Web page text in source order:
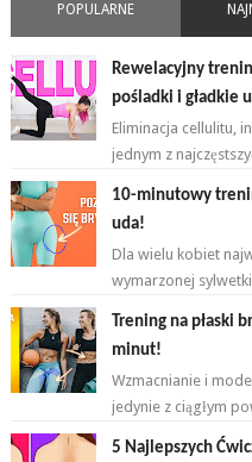
POPULARNE
Rewelacyjny
pośladki i gładkie
Eliminacja cellulitu,
jednym z
10-minutowy
uda!
Dla wielu kobiet
wymarzonej
Trening na płaski
minut!
Wzmacnianie i
jedynie z ciągłym
przemian. Brzuch to
5 Najlepszych